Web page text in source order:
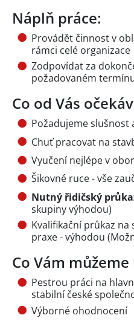
Náplň práce:
Provádět činnost v
rámci celé organizace
Zodpovídat za
požadovaném
Co od Vás
Požadujeme slušnost
Chuť pracovat na
Vyučení nejlépe v
Šikovné ruce - vše
Nutný řidičský
skupiny výhodou)
Kvalifikační průkaz
praxe - výhodou
Co Vám
Pestrou práci na
stabilní české
Výborné ohodnocení